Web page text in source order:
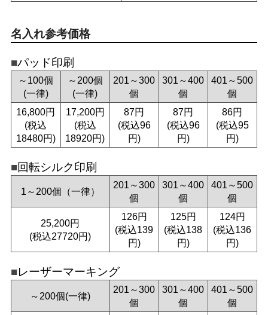
名入れ参考価格
パッド印刷
～100個
(一律)
～200個
(一律)
201～300
個
301～400
個
401～500
個
16,800円
(税込
18480円)
17,200円
(税込
18920円)
87円
(税込96
円)
87円
(税込96
円)
86円
(税込95
円)
回転シルク印刷
1～200個（一律）
201～300
個
301～400
個
401～500
個
25,200円
(税込27720円)
126円
(税込139
円)
125円
(税込138
円)
124円
(税込136
円)
レーザーマーキング
～200個(一律)
201～300
個
301～400
個
401～500
個